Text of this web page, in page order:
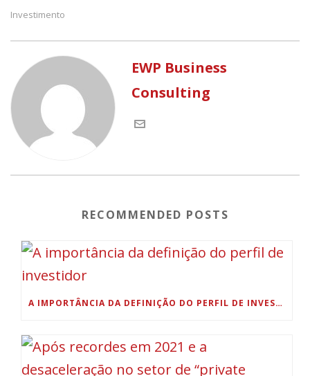
Investimento
EWP Business
Consulting
RECOMMENDED POSTS
A IMPORTÂNCIA DA DEFINIÇÃO DO PERFIL DE INVESTIDOR